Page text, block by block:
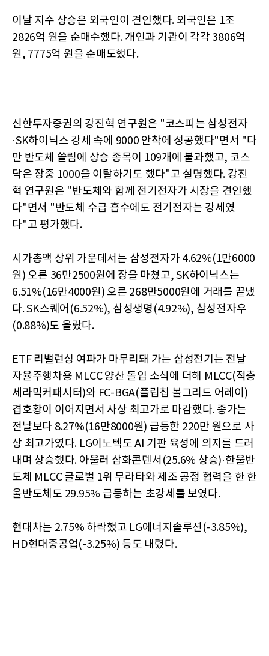
이날 지수 상승은 외국인이 견인했다. 외국인은 1조
2826억 원을 순매수했다. 개인과 기관이 각각 3806억
원, 7775억 원을 순매도했다.
신한투자증권의 강진혁 연구원은 "코스피는 삼성전자
·SK하이닉스 강세 속에 9000 안착에 성공했다"면서 "다
만 반도체 쏠림에 상승 종목이 109개에 불과했고, 코스
닥은 장중 1000을 이탈하기도 했다"고 설명했다. 강진
혁 연구원은 "반도체와 함께 전기전자가 시장을 견인했
다"면서 "반도체 수급 흡수에도 전기전자는 강세였
다"고 평가했다.
시가총액 상위 가운데서는 삼성전자가 4.62%(1만6000
원) 오른 36만2500원에 장을 마쳤고, SK하이닉스는
6.51%(16만4000원) 오른 268만5000원에 거래를 끝냈
다. SK스퀘어(6.52%), 삼성생명(4.92%), 삼성전자우
(0.88%)도 올랐다.
ETF 리밸런싱 여파가 마무리돼 가는 삼성전기는 전날
자율주행차용 MLCC 양산 돌입 소식에 더해 MLCC(적층
세라믹커패시터)와 FC-BGA(플립칩 볼그리드 어레이)
겹호황이 이어지면서 사상 최고가로 마감했다. 종가는
전날보다 8.27%(16만8000원) 급등한 220만 원으로 사
상 최고가였다. LG이노텍도 AI 기판 육성에 의지를 드러
내며 상승했다. 아울러 삼화콘덴서(25.6% 상승)·한울반
도체 MLCC 글로벌 1위 무라타와 제조 공정 협력을 한 한
울반도체도 29.95% 급등하는 초강세를 보였다.
현대차는 2.75% 하락했고 LG에너지솔루션(-3.85%),
HD현대중공업(-3.25%) 등도 내렸다.